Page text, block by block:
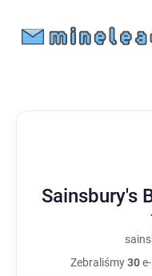
Sainsbury's
Zebraliśmy30e-